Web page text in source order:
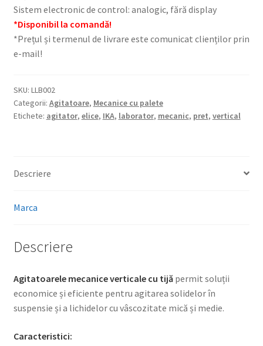
Sistem electronic de control: analogic, fără display
*Disponibil la comandă!
*Prețul și termenul de livrare este comunicat clienților prin
e-mail!
SKU: LLB002
Categorii: Agitatoare, Mecanice cu palete
Etichete: agitator, elice, IKA, laborator, mecanic, pret, vertical
Descriere
Marca
Descriere
Agitatoarele mecanice verticale cu tijăpermit soluții
economice și eficiente pentru agitarea solidelor în
suspensie și a lichidelor cu vâscozitate mică și medie.
Caracteristici: